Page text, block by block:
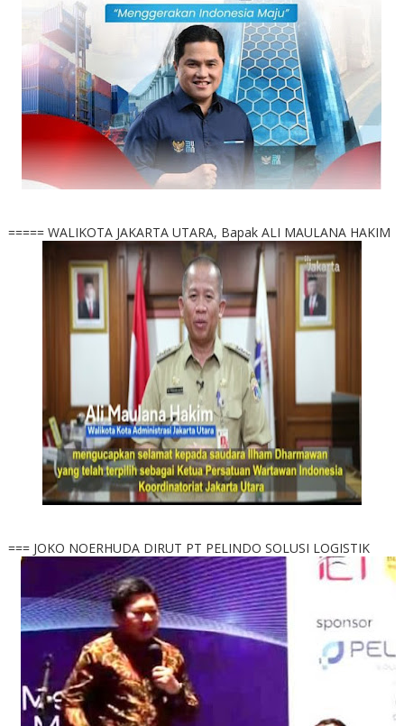
===== WALIKOTA JAKARTA UTARA, Bapak ALI MAULANA HAKIM
=== JOKO NOERHUDA DIRUT PT PELINDO SOLUSI LOGISTIK